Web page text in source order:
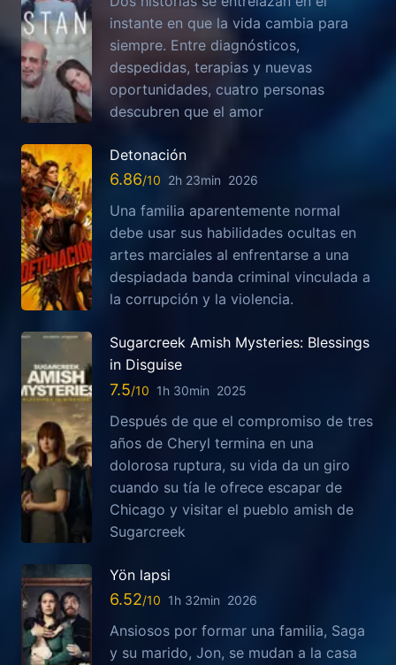
instante en que la vida cambia para
siempre. Entre diagnósticos,
despedidas, terapias y nuevas
oportunidades, cuatro personas
descubren que el amor
Detonación
6.86 2h 23min 2026
Una familia aparentemente normal
debe usar sus habilidades ocultas en
artes marciales al enfrentarse a una
despiadada banda criminal vinculada a
la corrupción y la violencia.
Sugarcreek Amish Mysteries: Blessings
in Disguise
7.5 1h 30min 2025
Después de que el compromiso de tres
años de Cheryl termina en una
dolorosa ruptura, su vida da un giro
cuando su tía le ofrece escapar de
Chicago y visitar el pueblo amish de
Sugarcreek
Yön lapsi
6.52 1h 32min 2026
Ansiosos por formar una familia, Saga
y su marido, Jon, se mudan a la casa